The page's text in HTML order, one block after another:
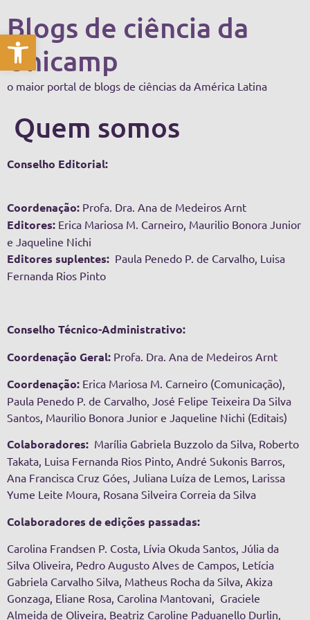
Abrir a barra de ferramentas
Blogs de ciência da
Unicamp
o maior portal de blogs de ciências da América Latina
Quem somos
Conselho Editorial:
Coordenação: Profa. Dra. Ana de Medeiros Arnt
Editores: Erica Mariosa M. Carneiro, Maurilio Bonora Junior
e Jaqueline Nichi
Editores suplentes: Paula Penedo P. de Carvalho, Luisa
Fernanda Rios Pinto
Conselho Técnico-Administrativo:
Coordenação Geral: Profa. Dra. Ana de Medeiros Arnt
Coordenação: Erica Mariosa M. Carneiro (Comunicação),
Paula Penedo P. de Carvalho, José Felipe Teixeira Da Silva
Santos, Maurilio Bonora Junior e Jaqueline Nichi (Editais)
Colaboradores: Marília Gabriela Buzzolo da Silva, Roberto
Takata, Luisa Fernanda Rios Pinto, André Sukonis Barros,
Ana Francisca Cruz Góes, Juliana Luíza de Lemos, Larissa
Yume Leite Moura, Rosana Silveira Correia da Silva
Colaboradores de edições passadas:
Carolina Frandsen P. Costa, Lívia Okuda Santos, Júlia da
Silva Oliveira, Pedro Augusto Alves de Campos, Letícia
Gabriela Carvalho Silva, Matheus Rocha da Silva, Akiza
Gonzaga, Eliane Rosa, Carolina Mantovani, Graciele
Almeida de Oliveira, Beatriz Caroline Paduanello Durlin,